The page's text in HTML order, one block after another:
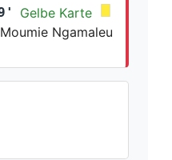
Gelbe Karte
Ngamaleu